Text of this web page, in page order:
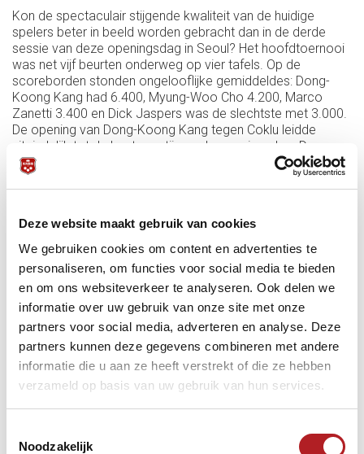
Deze website maakt gebruik van cookies
We gebruiken cookies om content en advertenties te
personaliseren, om functies voor social media te bieden
en om ons websiteverkeer te analyseren. Ook delen we
informatie over uw gebruik van onze site met onze
partners voor social media, adverteren en analyse. Deze
partners kunnen deze gegevens combineren met andere
informatie die u aan ze heeft verstrekt of die ze hebben
verzameld op basis van uw gebruik van hun services.
Noodzakelijk
Kon de spectaculair stijgende kwaliteit van de huidige
spelers beter in beeld worden gebracht dan in de derde
sessie van deze openingsdag in Seoul? Het hoofdtoernooi
was net vijf beurten onderweg op vier tafels. Op de
scoreborden stonden ongelooflijke gemiddeldes: Dong-
Koong Kang had 6.400, Myung-Woo Cho 4.200, Marco
Zanetti 3.400 en Dick Jaspers was de slechtste met 3.000.
De opening van Dong-Koong Kang tegen Coklu leidde
uiteindelijk tot de beste partij van de openingsdag. De
Koreaan leidde na twee beurten (serie 13) met 15-0, na vier
beurten (serie 7) met 27-3 en sloot de wedstrijd na Coklu's
come-back af met 40-24 in 11 beurten.
De andere piekmomenten in volgorde van opkomst:
X Filippos Kasidokostas begon zijn partij tegen Minh Cam
Ma met één carambole in zes beurten en was acht beurten
later aan de finish na een fantastisch slot met een
uitschieter van 18: 3-3-2-8-4-18-0-1. De Griek won met 40-
27 in 14 beurten en is een gevaarlijke tegenstander voor de
volgende ronden.
X Jean Paul de Bruijn, toch een underdog in zijn partij tegen
HaengJik Kim, zette in de derde beurt een aanval in met een
serie van 11, leidde bij de pauze me 20-17 in 8 en sloeg de
17. De Nederlander bekroonde een sterk optreden met 40-